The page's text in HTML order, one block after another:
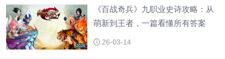
《百战奇兵》九职业史诗攻略：从
萌新到王者，一篇看懂所有答案
26-03-14